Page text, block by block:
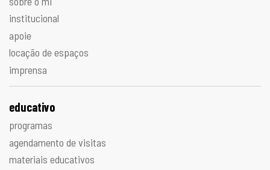
institucional
apoie
locação de espaços
imprensa
educativo
programas
agendamento de visitas
materiais educativos